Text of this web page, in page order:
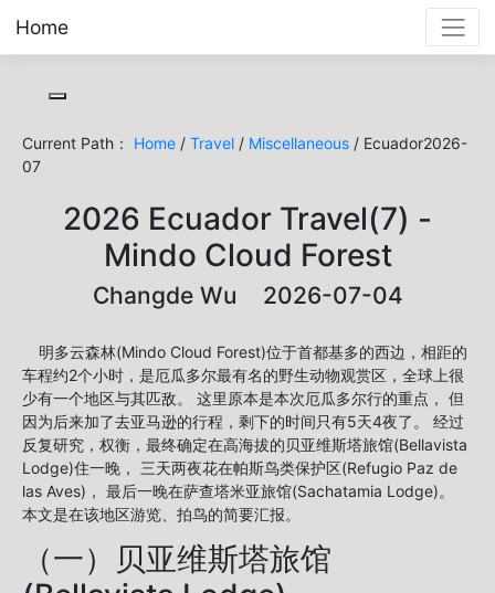
Home
Current Path： Home / Travel / Miscellaneous / Ecuador2026-
07
2026 Ecuador Travel(7) -
Mindo Cloud Forest
Changde Wu 2026-07-04
明多云森林(Mindo Cloud Forest)位于首都基多的西边，相距的
车程约2个小时，是厄瓜多尔最有名的野生动物观赏区，全球上很
少有一个地区与其匹敌。 这里原本是本次厄瓜多尔行的重点， 但
因为后来加了去亚马逊的行程，剩下的时间只有5天4夜了。 经过
反复研究，权衡，最终确定在高海拔的贝亚维斯塔旅馆(Bellavista
Lodge)住一晚， 三天两夜花在帕斯鸟类保护区(Refugio Paz de
las Aves)， 最后一晚在萨查塔米亚旅馆(Sachatamia Lodge)。
本文是在该地区游览、拍鸟的简要汇报。
（一）贝亚维斯塔旅馆